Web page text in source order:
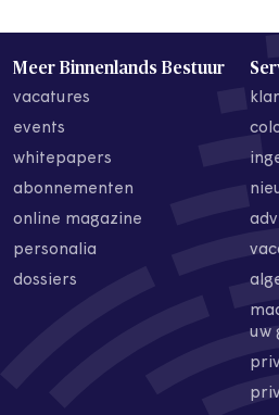
Meer Binnenlands Bestuur
vacatures
events
whitepapers
abonnementen
online magazine
personalia
dossiers
uw